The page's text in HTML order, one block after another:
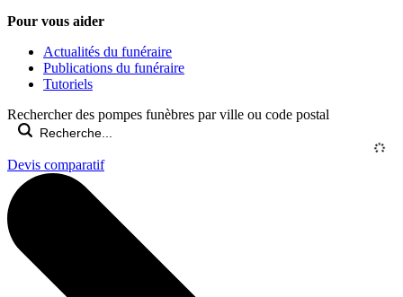
Pour vous aider
Actualités du funéraire
Publications du funéraire
Tutoriels
Rechercher des pompes funèbres par ville ou code postal
Devis comparatif